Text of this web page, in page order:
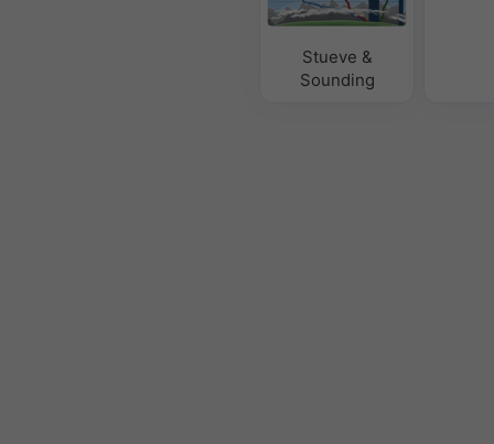
Stueve &
Sounding